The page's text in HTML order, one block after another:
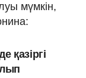
мүмкін,
қазіргі